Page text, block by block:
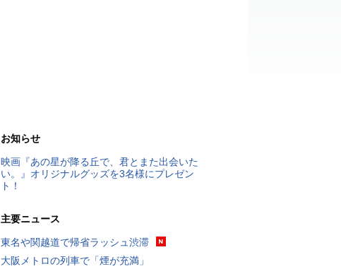
お知らせ
映画『あの星が降る丘で、君とまた出会いた
い。』オリジナルグッズを3名様にプレゼン
ト！
主要ニュース
東名や関越道で帰省ラッシュ渋滞
大阪メトロの列車で「煙が充満」